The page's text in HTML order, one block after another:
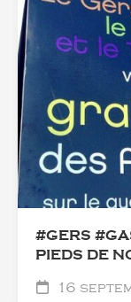
#GERS
PIEDS DE
16